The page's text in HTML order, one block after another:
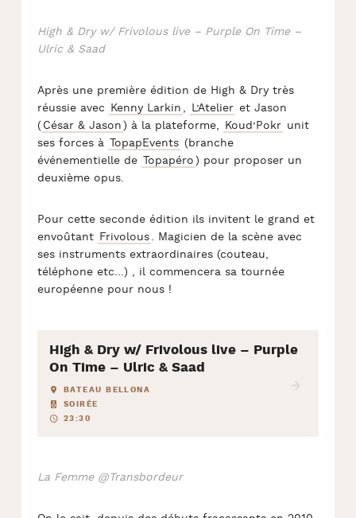
High & Dry w/ Frivolous live – Purple On Time –
Ulric & Saad
Après une première édition de High & Dry très
réussie avec Kenny Larkin , L’Atelier et Jason
(César & Jason) à la plateforme, Koud’Pokr unit
ses forces à TopapEvents (branche
événementielle de Topapéro) pour proposer un
deuxième opus.
Pour cette seconde édition ils invitent le grand et
envoûtant Frivolous. Magicien de la scène avec
ses instruments extraordinaires (couteau,
téléphone etc…) , il commencera sa tournée
européenne pour nous !
High & Dry w/ Frivolous live – Purple
On Time – Ulric & Saad
BATEAU BELLONA
SOIRÉE
23:30
La Femme @Transbordeur